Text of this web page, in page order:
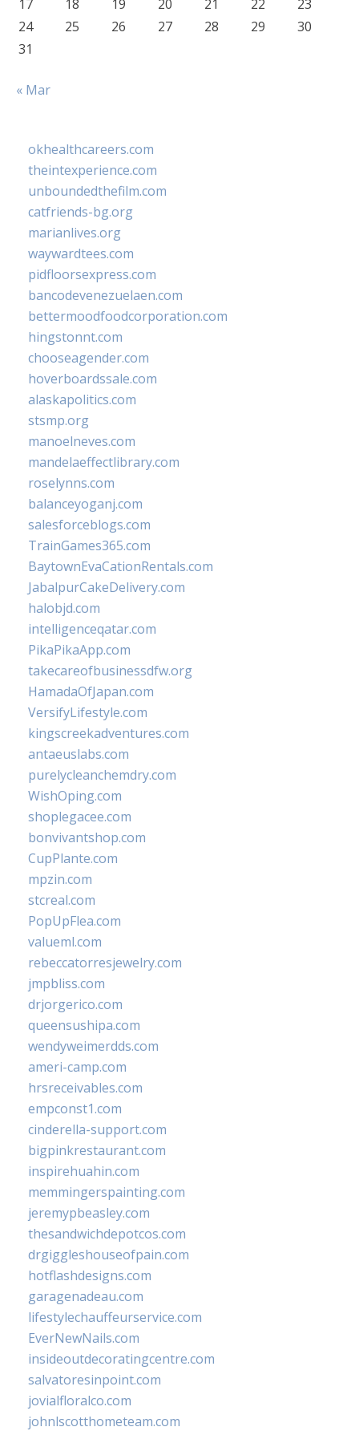
17 18 19 20 21 22
23
24
25 26 27 28 29
30
31
« Mar
okhealthcareers.com
theintexperience.com
unboundedthefilm.com
catfriends-bg.org
marianlives.org
waywardtees.com
pidfloorsexpress.com
bancodevenezuelaen.com
bettermoodfoodcorporation.com
hingstonnt.com
chooseagender.com
hoverboardssale.com
alaskapolitics.com
stsmp.org
manoelneves.com
mandelaeffectlibrary.com
roselynns.com
balanceyoganj.com
salesforceblogs.com
TrainGames365.com
BaytownEvaCationRentals.com
JabalpurCakeDelivery.com
halobjd.com
intelligenceqatar.com
PikaPikaApp.com
takecareofbusinessdfw.org
HamadaOfJapan.com
VersifyLifestyle.com
kingscreekadventures.com
antaeuslabs.com
purelycleanchemdry.com
WishOping.com
shoplegacee.com
bonvivantshop.com
CupPlante.com
mpzin.com
stcreal.com
PopUpFlea.com
valueml.com
rebeccatorresjewelry.com
jmpbliss.com
drjorgerico.com
queensushipa.com
wendyweimerdds.com
ameri-camp.com
hrsreceivables.com
empconst1.com
cinderella-support.com
bigpinkrestaurant.com
inspirehuahin.com
memmingerspainting.com
jeremypbeasley.com
thesandwichdepotcos.com
drgiggleshouseofpain.com
hotflashdesigns.com
garagenadeau.com
lifestylechauffeurservice.com
EverNewNails.com
insideoutdecoratingcentre.com
salvatoresinpoint.com
jovialfloralco.com
johnlscotthometeam.com